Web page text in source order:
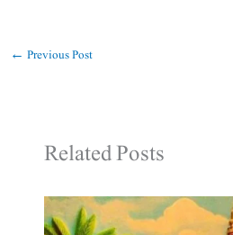
← Previous Post
Related Posts